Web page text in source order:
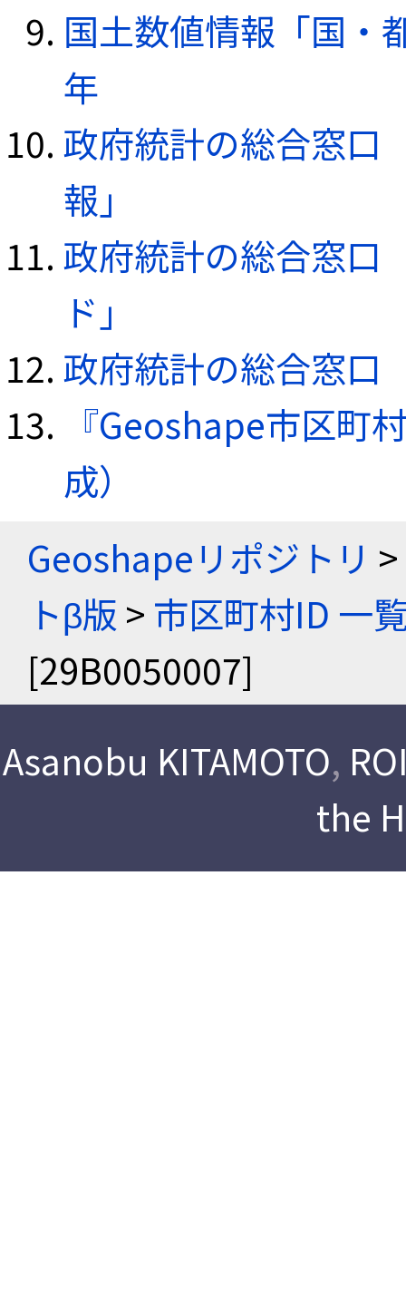
国土数値情報「国・
年
政府統計の総合窓口
報」
政府統計の総合窓口
ド」
政府統計の総合窓口
『Geoshape市区町
成）
Geoshapeリポジトリ >
トβ版 > 市区町村ID 一
[29B0050007]
Asanobu KITAMOTO,
the